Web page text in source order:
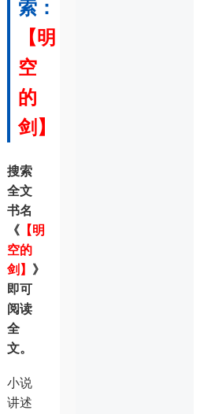
索：
【明
空
的
剑】
搜索
全文
书名
《 【明
空的
剑】 》
即可
阅读
全
文。
小说
讲述